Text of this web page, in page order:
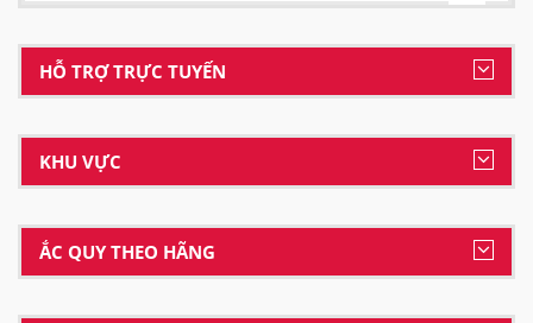
HỖ TRỢ TRỰC TUYẾN
KHU VỰC
ẮC QUY THEO HÃNG